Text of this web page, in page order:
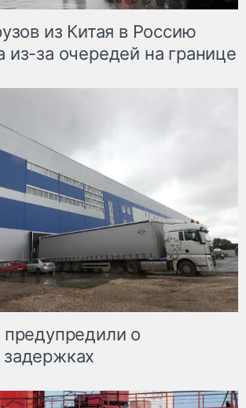
из Китая в Россию
из-за очередей на границе
предупредили о